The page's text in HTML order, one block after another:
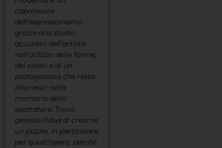
capolavoro
dell’espressionismo
grazie allo studio
accurato dell’artista
nell’utilizzo delle forme,
dei colori e di un
protagonista che resta
impresso nella
memoria dello
spettatore. Trovo
geniale l’idea di crearne
un puzzle, in particolare
per quest’opera, perché